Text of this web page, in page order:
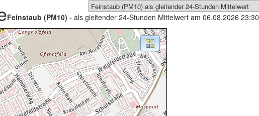
Feinstaub (PM10) - als gleitender 24-Stunden Mittelwert am 06.08.2026 23:30